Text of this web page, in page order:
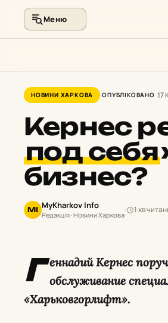
контенту
Меню
НОВИНИ ХАРКОВА ОПУБЛІКОВАНО 17
Кернес
под себя
бизнес?
MI MyKharkov Info
Редакція · Новини Харкова
1 хв
Г еннадий Кернес
обслуживание
«Харьковгорлифт».